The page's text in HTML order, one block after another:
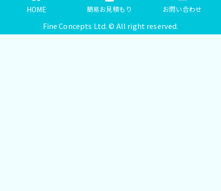
HOME 簡易お見積もり お問い合わせ
Fine Concepts Ltd. © All right reserved.